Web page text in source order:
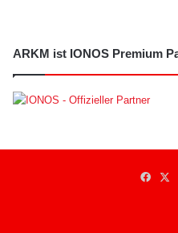
ARKM ist IONOS Premium